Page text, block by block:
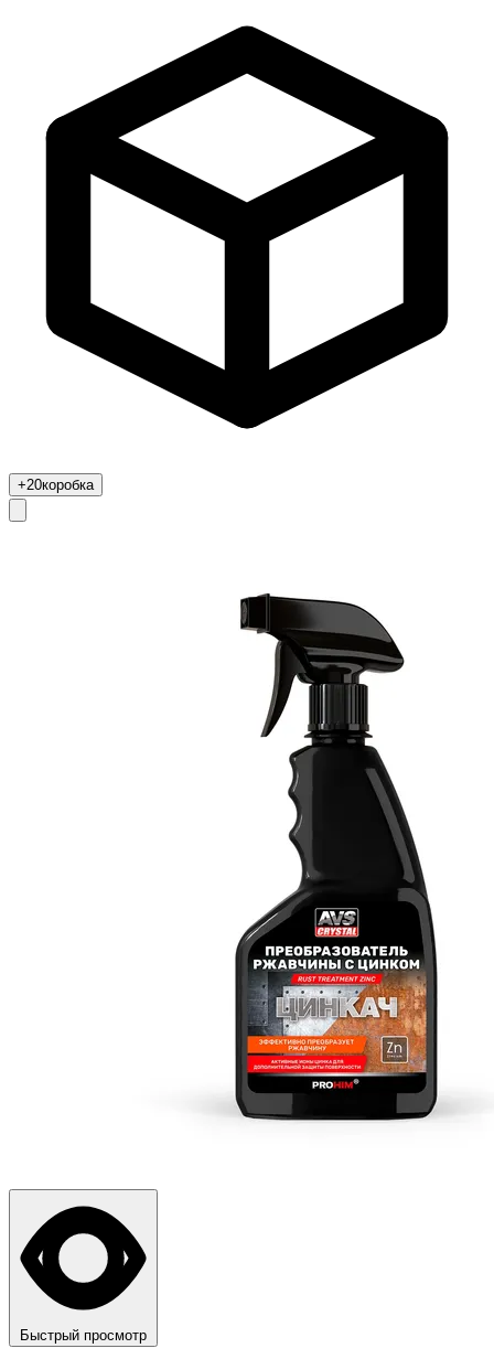
+20коробка
Быстрый просмотр